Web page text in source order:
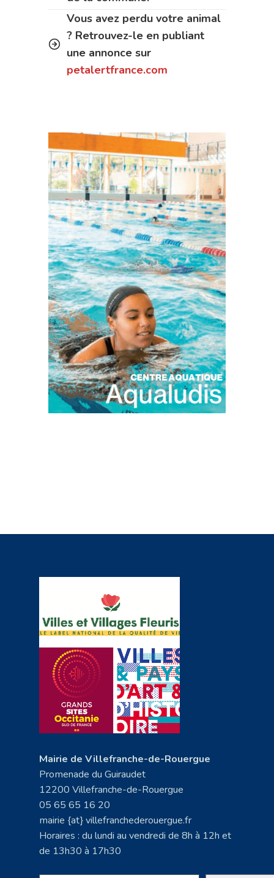
Vous avez perdu votre animal
? Retrouvez-le en publiant
une annonce sur
petalertfrance.com
Mairie de Villefranche-de-Rouergue
Promenade du Guiraudet
12200 Villefranche-de-Rouergue
05 65 65 16 20
mairie {at} villefranchederouergue.fr
Horaires : du lundi au vendredi de 8h à 12h et
de 13h30 à 17h30